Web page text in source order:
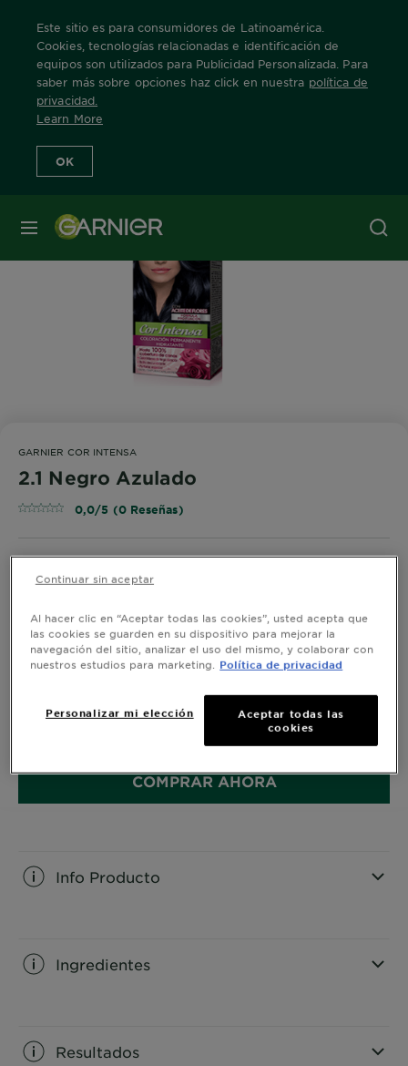
Este sitio es para consumidores de Latinoamérica.
Cookies, tecnologías relacionadas e identificación de
equipos son utilizados para Publicidad Personalizada. Para
saber más sobre opciones haz click en nuestra política de
privacidad
Learn More
OK
MENÚ
Home Nuestras Marcas
GARNIER COR INTENSA
2.1 Negro Azulado
0,0/5 (0 Reseñas)
Cor Intensa con su fórmula pro fijación te da un color
intenso, duradero y hasta 100% cobertura de canas.
Coloración enriquecida con aceite de flores para un
cabello brillante e hidratado. Textura cremosa que no
escurre, ideal para aplicar facilmente con brocha y
COMPRAR AHORA
Info Producto
Ingredientes
Resultados
Al hacer clic en “Aceptar todas las cookies”, usted acepta que
las cookies se guarden en su dispositivo para mejorar la
navegación del sitio, analizar el uso del mismo, y colaborar con
nuestros estudios para marketing.
Política de privacidad
Personalizar mi elección
Aceptar todas las
cookies
Continuar sin aceptar